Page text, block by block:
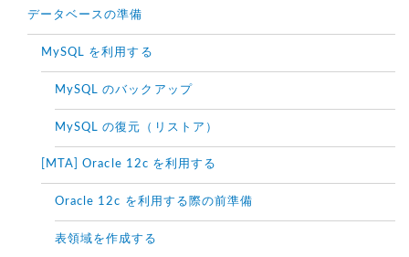
データベースの準備
MySQL を利用する
MySQL のバックアップ
MySQL の復元（リストア）
[MTA] Oracle 12c を利用する
Oracle 12c を利用する際の前準備
表領域を作成する